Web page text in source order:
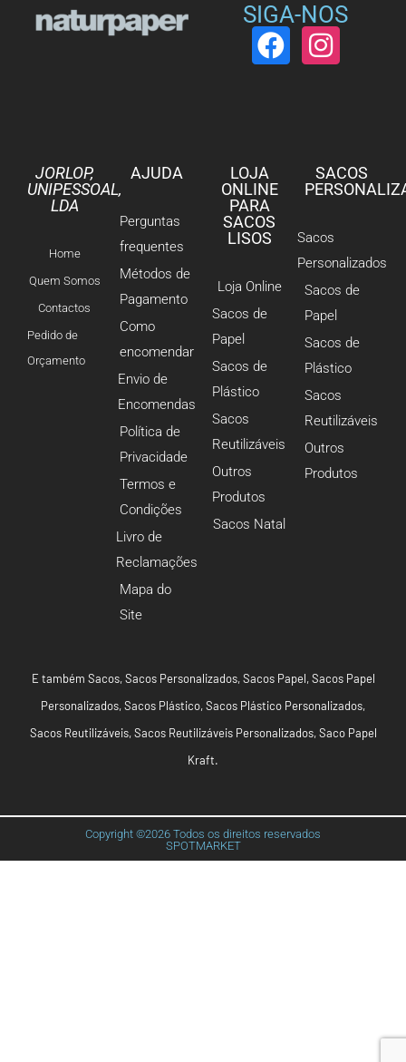
SIGA-NOS
JORLOP,
UNIPESSOAL,
LDA
Home
Quem Somos
Contactos
Pedido de
Orçamento
AJUDA
Perguntas
frequentes
Métodos de
Pagamento
Como
encomendar
Envio de
Encomendas
Política de
Privacidade
Termos e
Condições
Livro de
Reclamações
Mapa do
Site
LOJA
ONLINE
PARA
SACOS
LISOS
Loja Online
Sacos de
Papel
Sacos de
Plástico
Sacos
Reutilizáveis
Outros
Produtos
Sacos Natal
SACOS
Sacos
Personalizados
Sacos de
Papel
Sacos de
Plástico
Sacos
Reutilizáveis
Outros
Produtos
E também Sacos,Sacos Personalizados,Sacos Papel,Sacos Papel
Personalizados,Sacos Plástico,Sacos Plástico Personalizados,
Sacos Reutilizáveis,Sacos Reutilizáveis Personalizados,Saco Papel
Kraft.
Copyright ©2026 Todos os direitos reservados
SPOTMARKET